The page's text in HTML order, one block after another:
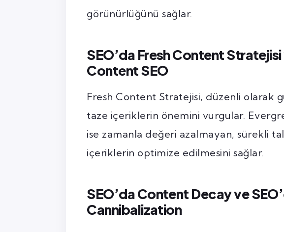
görünürlüğünü sağlar.
SEO’da Fresh Content
Content SEO
Fresh Content Stratejisi, düzenli olarak
taze içeriklerin önemini vurgular.
ise zamanla değeri azalmayan, sürekli
içeriklerin optimize edilmesini sağlar.
SEO’da Content Decay ve
Cannibalization